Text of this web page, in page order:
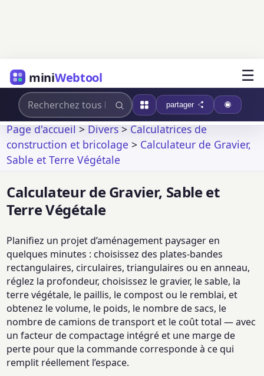
miniWebtool ☰
partager
Page d'accueil>Divers>Calculatrices de
construction et bricolage > Calculateur de Gravier,
Sable et Terre Végétale
Calculateur de Gravier, Sable et
Terre Végétale
Planifiez un projet d’aménagement paysager en
quelques minutes : choisissez des plates-bandes
rectangulaires, circulaires, triangulaires ou en anneau,
réglez la profondeur, choisissez le gravier, le sable, la
terre végétale, le paillis, le compost ou le remblai, et
obtenez le volume, le poids, le nombre de sacs, le
nombre de camions de transport et le coût total — avec
un facteur de compactage intégré et une marge de
perte pour que la commande corresponde à ce qui
remplit réellement l’espace.